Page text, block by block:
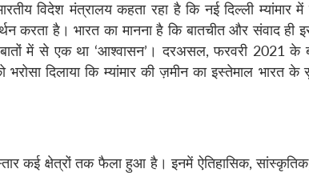
विदेश मंत्रालय कहता रहा है कि नई दिल्ली म्यांमार
करता है। भारत का मानना है कि बातचीत और संवाद
बातों में से एक था ‘आश्वासन’। दरअसल, फरवरी 2021 के
दिलाया कि म्यांमार की ज़मीन का इस्तेमाल भारत के
कई क्षेत्रों तक फैला हुआ है। इनमें ऐतिहासिक,